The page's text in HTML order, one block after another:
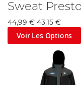
Sweat
44,99 € 43,15 €
Voir Les Options